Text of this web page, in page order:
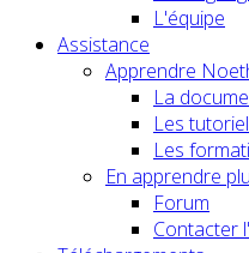
L'équipe
Assistance
Apprendre
La
Les
Les
En apprendre
Forum
Contacter